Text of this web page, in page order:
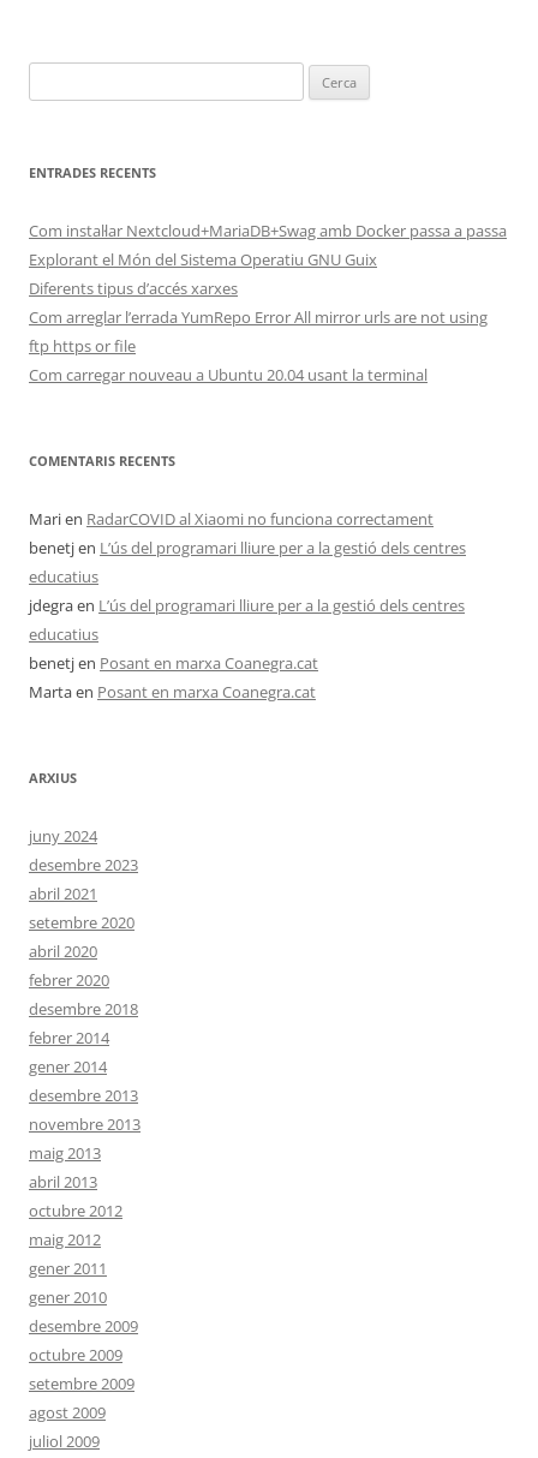
ENTRADES RECENTS
Com instal·lar Nextcloud+MariaDB+Swag amb Docker passa a passa
Explorant el Món del Sistema Operatiu GNU Guix
Diferents tipus d’accés xarxes
Com arreglar l’errada YumRepo Error All mirror urls are not using
ftp https or file
Com carregar nouveau a Ubuntu 20.04 usant la terminal
COMENTARIS RECENTS
Marien RadarCOVID al Xiaomi no funciona correctament
benetjen L’ús del programari lliure per a la gestió dels centres
educatius
jdegraen L’ús del programari lliure per a la gestió dels centres
educatius
benetjen Posant en marxa Coanegra.cat
Martaen Posant en marxa Coanegra.cat
ARXIUS
juny 2024
desembre 2023
abril 2021
setembre 2020
abril 2020
febrer 2020
desembre 2018
febrer 2014
gener 2014
desembre 2013
novembre 2013
maig 2013
abril 2013
octubre 2012
maig 2012
gener 2011
gener 2010
desembre 2009
octubre 2009
setembre 2009
agost 2009
juliol 2009